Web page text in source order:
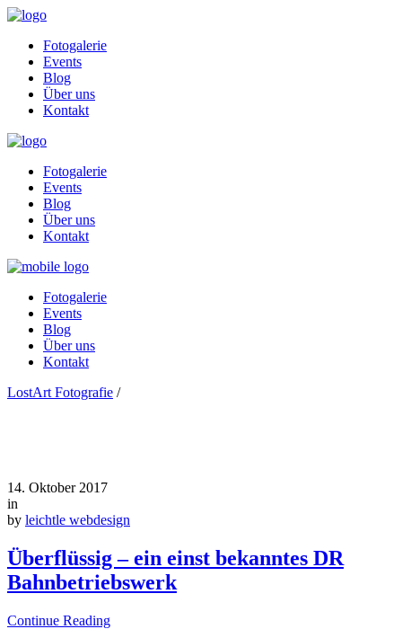
Fotogalerie
Events
Blog
Über uns
Kontakt
Fotogalerie
Events
Blog
Über uns
Kontakt
Fotogalerie
Events
Blog
Über uns
Kontakt
LostArt Fotografie /
14. Oktober 2017
in
by leichtle webdesign
Überflüssig – ein einst bekanntes DR
Bahnbetriebswerk
Continue Reading